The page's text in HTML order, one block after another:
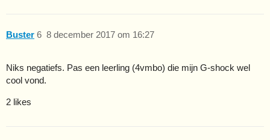
Buster 8 december 2017 om 16:27
6
Niks negatiefs. Pas een leerling (4vmbo) die mijn G-shock wel
cool vond.
2 likes